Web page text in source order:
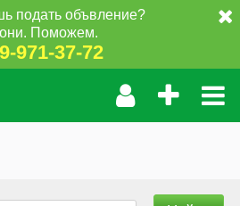
подать объвление?
Поможем.
971-37-72